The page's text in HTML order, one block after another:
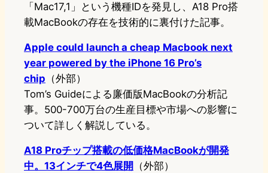
「Mac17,1」という機種IDを発見し、A18 Pro搭
載MacBookの存在を技術的に裏付けた記事。
Apple could launch a cheap Macbook next
year powered by the iPhone 16 Pro’s
chip （外部）
Tom’s Guideによる廉価版MacBookの分析記
事。500-700万台の生産目標や市場への影響に
ついて詳しく解説している。
A18 Proチップ搭載の低価格MacBookが開発
中。13インチで4色展開 （外部）